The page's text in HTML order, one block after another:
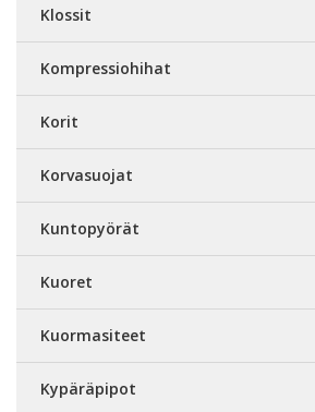
Klossit
Kompressiohihat
Korit
Korvasuojat
Kuntopyörät
Kuoret
Kuormasiteet
Kypäräpipot